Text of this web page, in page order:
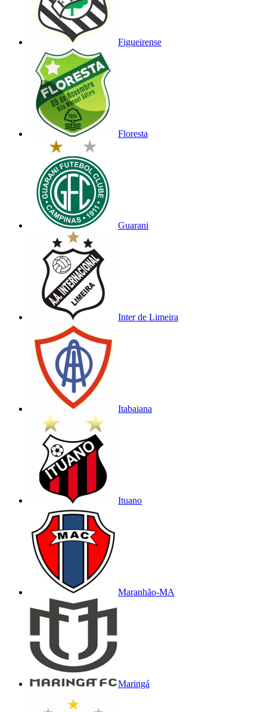
Figueirense
Floresta
Guarani
Inter de Limeira
Itabaiana
Ituano
Maranhão-MA
Maringá